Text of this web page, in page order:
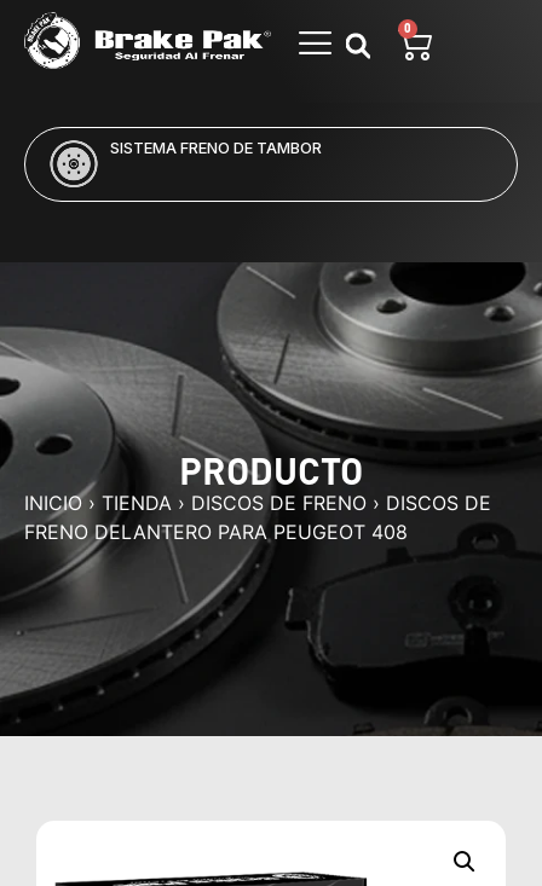
0
SISTEMA FRENO DE TAMBOR
PRODUCTO
INICIO› TIENDA › DISCOS DE FRENO › DISCOS DE
FRENO DELANTERO PARA PEUGEOT 408